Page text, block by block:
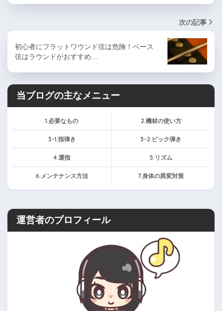
次の記事
初心者にフラットワウンド弦は危険！ベース
弦はラウンドがおすすめ…
当ブログの主なメニュー
1.必要なもの 2.機材の使い方
3-1.指弾き 3-2.ピック弾き
4.運指 5.リズム
6.メンテナンス方法 7.身体の異変対策
運営者のプロフィール